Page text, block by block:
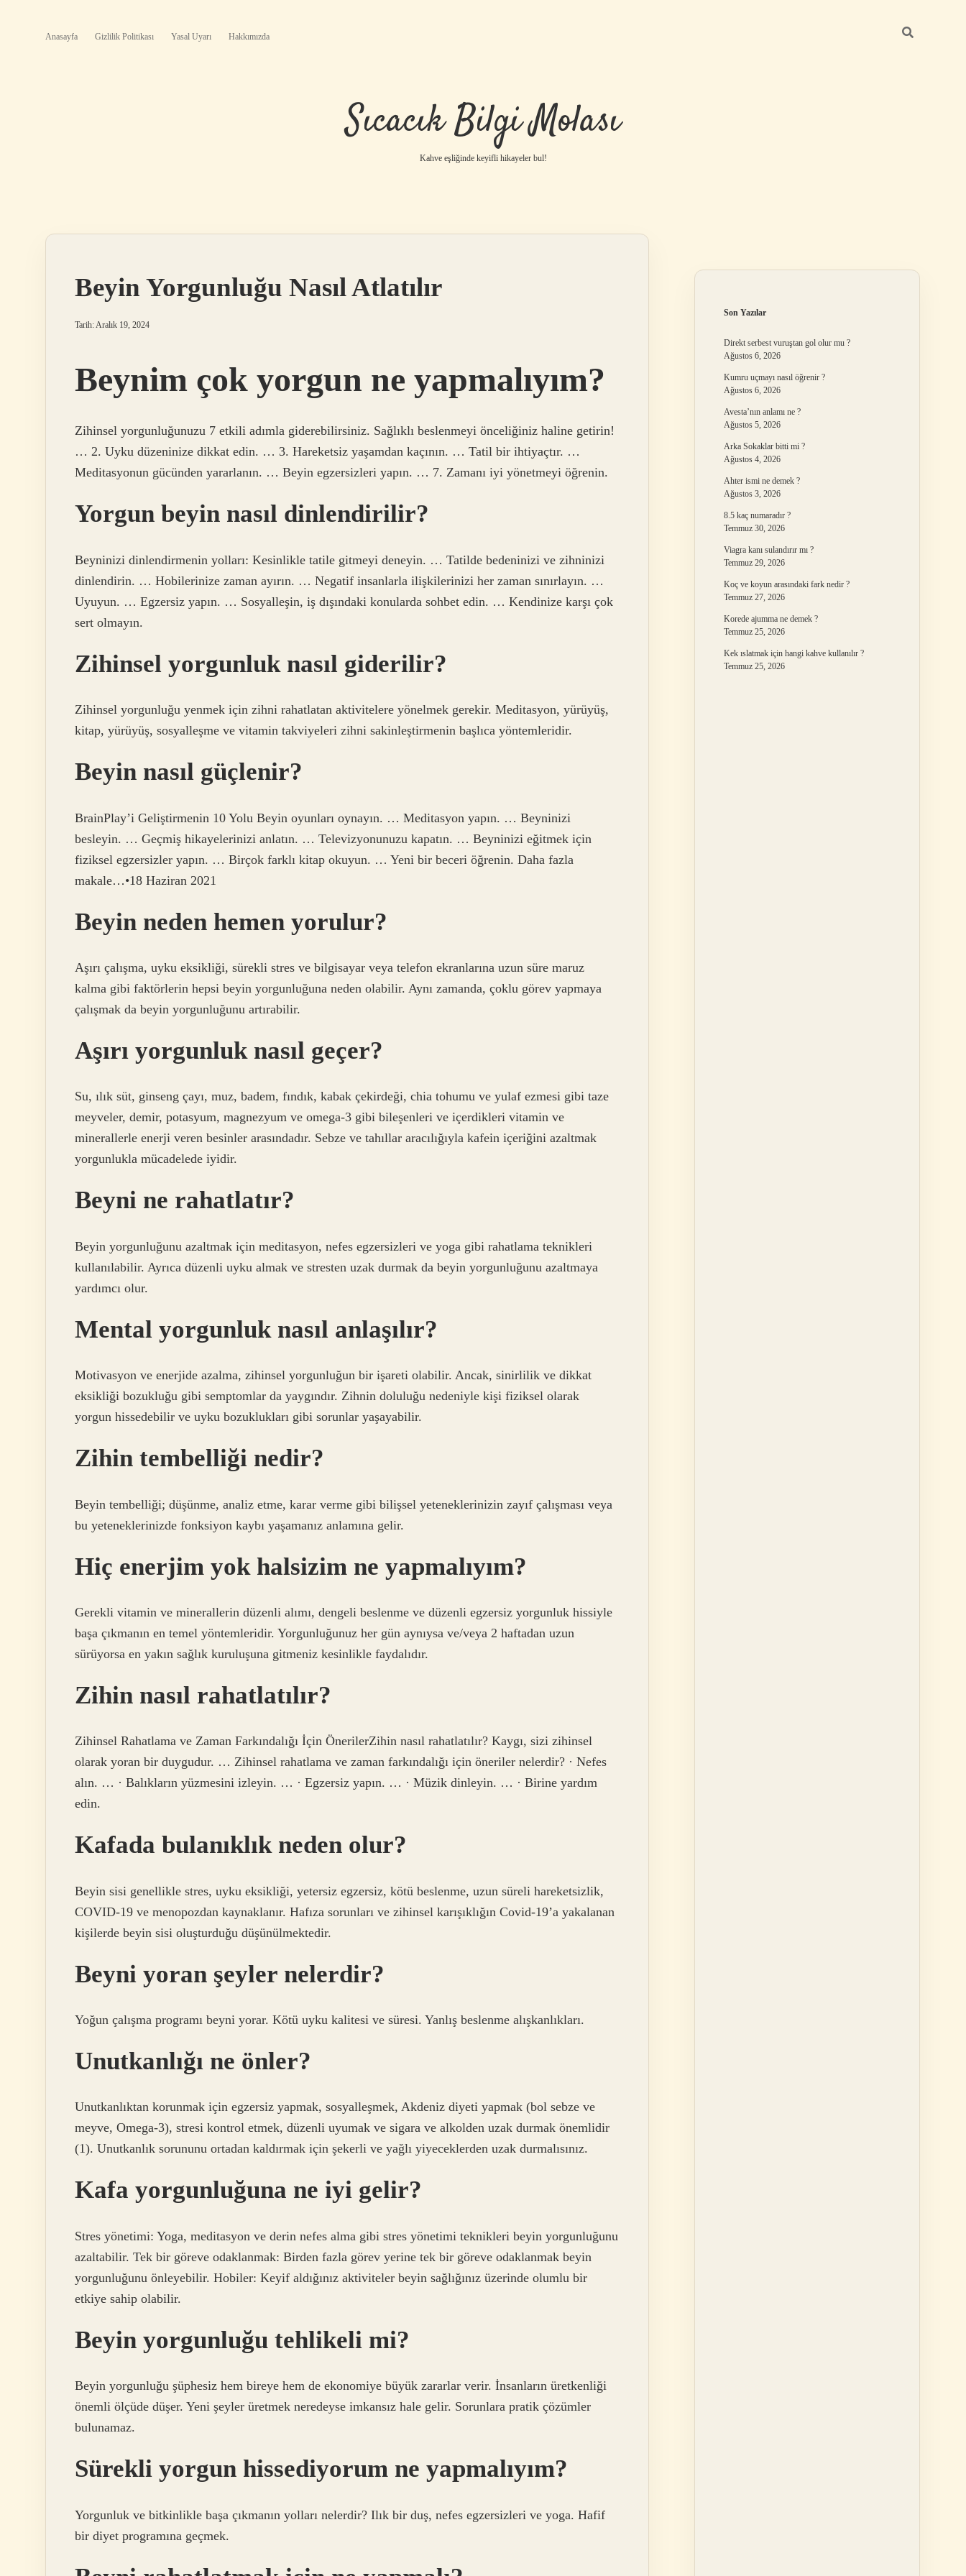
Anasayfa Gizlilik Politikası Yasal Uyarı Hakkımızda
Sıcacık Bilgi Molası
Kahve eşliğinde keyifli hikayeler bul!
Beyin Yorgunluğu Nasıl Atlatılır
Tarih: Aralık 19, 2024
Beynim çok yorgun ne yapmalıyım?
Zihinsel yorgunluğunuzu 7 etkili adımla giderebilirsiniz. Sağlıklı beslenmeyi önceliğiniz haline getirin!
… 2. Uyku düzeninize dikkat edin. … 3. Hareketsiz yaşamdan kaçının. … Tatil bir ihtiyaçtır. …
Meditasyonun gücünden yararlanın. … Beyin egzersizleri yapın. … 7. Zamanı iyi yönetmeyi öğrenin.
Yorgun beyin nasıl dinlendirilir?
Beyninizi dinlendirmenin yolları: Kesinlikle tatile gitmeyi deneyin. … Tatilde bedeninizi ve zihninizi
dinlendirin. … Hobilerinize zaman ayırın. … Negatif insanlarla ilişkilerinizi her zaman sınırlayın. …
Uyuyun. … Egzersiz yapın. … Sosyalleşin, iş dışındaki konularda sohbet edin. … Kendinize karşı çok
sert olmayın.
Zihinsel yorgunluk nasıl giderilir?
Zihinsel yorgunluğu yenmek için zihni rahatlatan aktivitelere yönelmek gerekir. Meditasyon, yürüyüş,
kitap, yürüyüş, sosyalleşme ve vitamin takviyeleri zihni sakinleştirmenin başlıca yöntemleridir.
Beyin nasıl güçlenir?
BrainPlay’i Geliştirmenin 10 Yolu Beyin oyunları oynayın. … Meditasyon yapın. … Beyninizi
besleyin. … Geçmiş hikayelerinizi anlatın. … Televizyonunuzu kapatın. … Beyninizi eğitmek için
fiziksel egzersizler yapın. … Birçok farklı kitap okuyun. … Yeni bir beceri öğrenin. Daha fazla
makale…•18 Haziran 2021
Beyin neden hemen yorulur?
Aşırı çalışma, uyku eksikliği, sürekli stres ve bilgisayar veya telefon ekranlarına uzun süre maruz
kalma gibi faktörlerin hepsi beyin yorgunluğuna neden olabilir. Aynı zamanda, çoklu görev yapmaya
çalışmak da beyin yorgunluğunu artırabilir.
Aşırı yorgunluk nasıl geçer?
Su, ılık süt, ginseng çayı, muz, badem, fındık, kabak çekirdeği, chia tohumu ve yulaf ezmesi gibi taze
meyveler, demir, potasyum, magnezyum ve omega-3 gibi bileşenleri ve içerdikleri vitamin ve
minerallerle enerji veren besinler arasındadır. Sebze ve tahıllar aracılığıyla kafein içeriğini azaltmak
yorgunlukla mücadelede iyidir.
Beyni ne rahatlatır?
Beyin yorgunluğunu azaltmak için meditasyon, nefes egzersizleri ve yoga gibi rahatlama teknikleri
kullanılabilir. Ayrıca düzenli uyku almak ve stresten uzak durmak da beyin yorgunluğunu azaltmaya
yardımcı olur.
Mental yorgunluk nasıl anlaşılır?
Motivasyon ve enerjide azalma, zihinsel yorgunluğun bir işareti olabilir. Ancak, sinirlilik ve dikkat
eksikliği bozukluğu gibi semptomlar da yaygındır. Zihnin doluluğu nedeniyle kişi fiziksel olarak
yorgun hissedebilir ve uyku bozuklukları gibi sorunlar yaşayabilir.
Zihin tembelliği nedir?
Beyin tembelliği; düşünme, analiz etme, karar verme gibi bilişsel yeteneklerinizin zayıf çalışması veya
bu yeteneklerinizde fonksiyon kaybı yaşamanız anlamına gelir.
Hiç enerjim yok halsizim ne yapmalıyım?
Gerekli vitamin ve minerallerin düzenli alımı, dengeli beslenme ve düzenli egzersiz yorgunluk hissiyle
başa çıkmanın en temel yöntemleridir. Yorgunluğunuz her gün aynıysa ve/veya 2 haftadan uzun
sürüyorsa en yakın sağlık kuruluşuna gitmeniz kesinlikle faydalıdır.
Zihin nasıl rahatlatılır?
Zihinsel Rahatlama ve Zaman Farkındalığı İçin ÖnerilerZihin nasıl rahatlatılır? Kaygı, sizi zihinsel
olarak yoran bir duygudur. … Zihinsel rahatlama ve zaman farkındalığı için öneriler nelerdir? · Nefes
alın. … · Balıkların yüzmesini izleyin. … · Egzersiz yapın. … · Müzik dinleyin. … · Birine yardım
edin.
Kafada bulanıklık neden olur?
Beyin sisi genellikle stres, uyku eksikliği, yetersiz egzersiz, kötü beslenme, uzun süreli hareketsizlik,
COVID-19 ve menopozdan kaynaklanır. Hafıza sorunları ve zihinsel karışıklığın Covid-19’a yakalanan
kişilerde beyin sisi oluşturduğu düşünülmektedir.
Beyni yoran şeyler nelerdir?
Yoğun çalışma programı beyni yorar. Kötü uyku kalitesi ve süresi. Yanlış beslenme alışkanlıkları.
Unutkanlığı ne önler?
Unutkanlıktan korunmak için egzersiz yapmak, sosyalleşmek, Akdeniz diyeti yapmak (bol sebze ve
meyve, Omega-3), stresi kontrol etmek, düzenli uyumak ve sigara ve alkolden uzak durmak önemlidir
(1). Unutkanlık sorununu ortadan kaldırmak için şekerli ve yağlı yiyeceklerden uzak durmalısınız.
Kafa yorgunluğuna ne iyi gelir?
Stres yönetimi: Yoga, meditasyon ve derin nefes alma gibi stres yönetimi teknikleri beyin yorgunluğunu
azaltabilir. Tek bir göreve odaklanmak: Birden fazla görev yerine tek bir göreve odaklanmak beyin
yorgunluğunu önleyebilir. Hobiler: Keyif aldığınız aktiviteler beyin sağlığınız üzerinde olumlu bir
etkiye sahip olabilir.
Beyin yorgunluğu tehlikeli mi?
Beyin yorgunluğu şüphesiz hem bireye hem de ekonomiye büyük zararlar verir. İnsanların üretkenliği
önemli ölçüde düşer. Yeni şeyler üretmek neredeyse imkansız hale gelir. Sorunlara pratik çözümler
bulunamaz.
Sürekli yorgun hissediyorum ne yapmalıyım?
Yorgunluk ve bitkinlikle başa çıkmanın yolları nelerdir? Ilık bir duş, nefes egzersizleri ve yoga. Hafif
bir diyet programına geçmek.
Son Yazılar
Direkt serbest vuruştan gol olur mu ?
Ağustos 6, 2026
Kumru uçmayı nasıl öğrenir ?
Ağustos 6, 2026
Avesta’nın anlamı ne ?
Ağustos 5, 2026
Arka Sokaklar bitti mi ?
Ağustos 4, 2026
Ahter ismi ne demek ?
Ağustos 3, 2026
8.5 kaç numaradır ?
Temmuz 30, 2026
Viagra kanı sulandırır mı ?
Temmuz 29, 2026
Koç ve koyun arasındaki fark nedir ?
Temmuz 27, 2026
Korede ajumma ne demek ?
Temmuz 25, 2026
Kek ıslatmak için hangi kahve kullanılır ?
Temmuz 25, 2026